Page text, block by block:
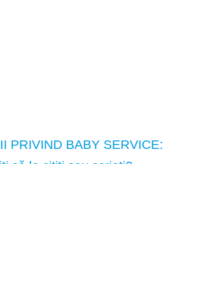
PRIVIND BABY SERVICE:
să le citiţi sau scrieţi?